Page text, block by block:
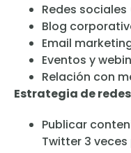
Redes sociales
Blog
Email
Eventos y
Relación con
Estrategia de
Publicar
Twitter 3